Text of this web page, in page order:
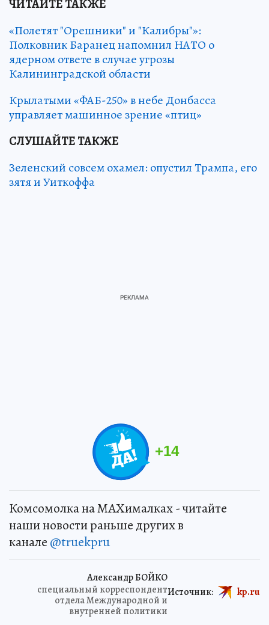
ЧИТАЙТЕ ТАКЖЕ
«Полетят "Орешники" и "Калибры"»:
Полковник Баранец напомнил НАТО о
ядерном ответе в случае угрозы
Калининградской области
Крылатыми «ФАБ-250» в небе Донбасса
управляет машинное зрение «птиц»
СЛУШАЙТЕ ТАКЖЕ
Зеленский совсем охамел: опустил Трампа, его
зятя и Уиткоффа
+14
Комсомолка на MAXималках - читайте
наши новости раньше других в
канале @truekpru
Александр БОЙКО
специальный корреспондент
отдела Международной и
внутренней политики
Источник: kp.ru